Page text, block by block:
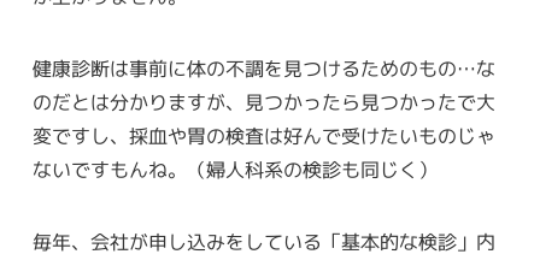
健康診断は事前に体の不調を見つけるためのもの…な
のだとは分かりますが、見つかったら見つかったで大
変ですし、採血や胃の検査は好んで受けたいものじゃ
ないですもんね。（婦人科系の検診も同じく）
毎年、会社が申し込みをしている「基本的な検診」内